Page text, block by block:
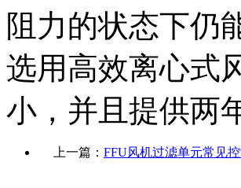
阻力的状态下仍
选用高效离心式
小，并且提供两
上一篇： FFU风机过滤单元常见